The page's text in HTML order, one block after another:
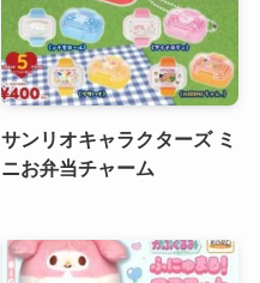
サンリオキャラクターズ ミ
ニお弁当チャーム